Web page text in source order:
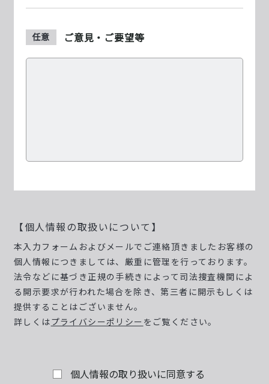
任意 ご意見・ご要望等
【個人情報の取扱いについて】
本入力フォームおよびメールでご連絡頂きましたお客様の
個人情報につきましては、厳重に管理を行っております。
法令などに基づき正規の手続きによって司法捜査機関によ
る開示要求が行われた場合を除き、第三者に開示もしくは
提供することはございません。
詳しくはプライバシーポリシー をご覧ください。
個人情報の取り扱いに同意する